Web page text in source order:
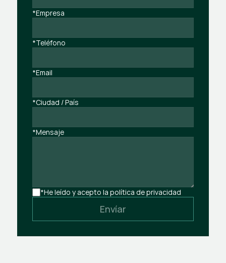
*Empresa
*Teléfono
*Email
*Ciudad / País
*Mensaje
*He leído y acepto la política de privacidad
Envíar